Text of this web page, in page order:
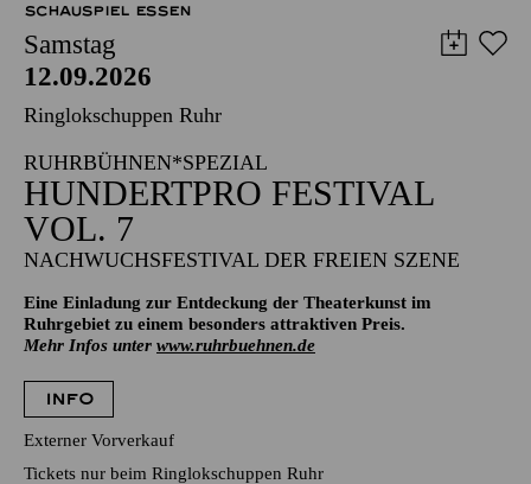
SCHAUSPIEL ESSEN
Samstag
12.09.2026
Ringlokschuppen Ruhr
RUHRBÜHNEN*SPEZIAL
HUNDERTPRO FESTIVAL
VOL. 7
NACHWUCHSFESTIVAL DER FREIEN SZENE
Eine Einladung zur Entdeckung der Theaterkunst im
Ruhrgebiet zu einem besonders attraktiven Preis.
Mehr Infos unter www.ruhrbuehnen.de
INFO
Externer Vorverkauf
Tickets nur beim Ringlokschuppen Ruhr